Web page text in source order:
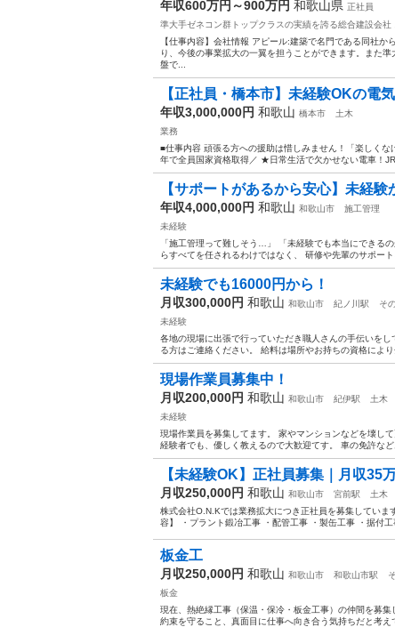
年収600万円～900万円 和歌山県 正社員
準大手ゼネコン群トップクラスの実績を誇る総合建設会社
【仕事内容】会社情報 アピール:建築で名門である同社
り、今後の事業拡大の一翼を担うことができます。また
盤で...
【正社員・橋本市】未経験OKの電
年収3,000,000円 和歌山 橋本市
土木
業務
■仕事内容 頑張る方への援助は惜しみません！「楽しく
年で全員国家資格取得／ ★日常生活で欠かせない電車！
【サポートがあるから安心】未経
年収4,000,000円 和歌山 和歌山市
施工管理
未経験
「施工管理って難しそう…」 「未経験でも本当にできる
らすべてを任されるわけではなく、 研修や先輩のサポー
未経験でも16000円から！
月収300,000円 和歌山 和歌山市 紀ノ川駅
そ
未経験
各地の現場に出張で行っていただき職人さんの手伝いを
る方はご連絡ください。 給料は場所やお持ちの資格によ
現場作業員募集中！
月収200,000円 和歌山 和歌山市 紀伊駅
土木
未経験
現場作業員を募集してます。 家やマンションなどを壊し
経験者でも、優しく教えるので大歓迎てす。 車の免許な
【未経験OK】正社員募集｜月収35
月収250,000円 和歌山 和歌山市 宮前駅
土木
株式会社O.N.Kでは業務拡大につき正社員を募集してい
容】 ・プラント鍛冶工事 ・配管工事 ・製缶工事 ・据付工
板金工
月収250,000円 和歌山 和歌山市 和歌山市駅
板金
現在、熱絶縁工事（保温・保冷・板金工事）の仲間を募
約束を守ること、真面目に仕事へ向き合う気持ちだと考